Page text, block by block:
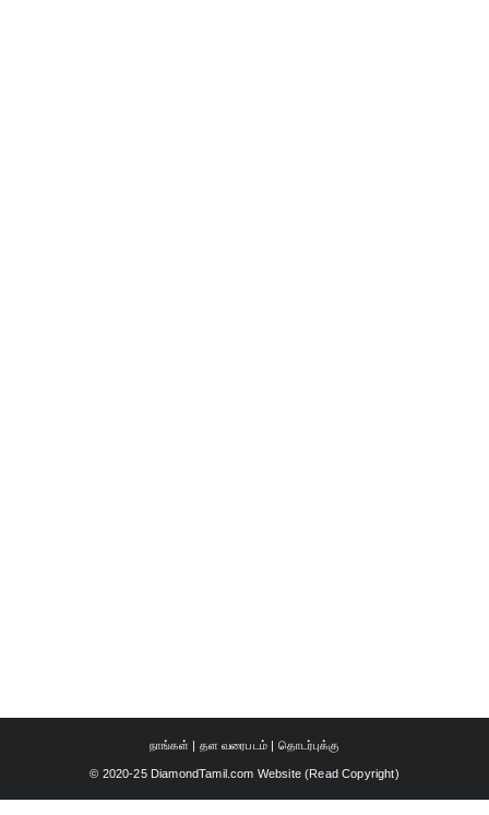
நாங்கள் | தள வரைபடம் | தொடர்புக்கு
© 2020-25 DiamondTamil.com Website (Read Copyright)